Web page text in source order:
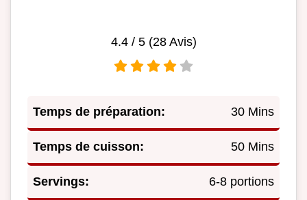
4.4/ 5 (28Avis)
Temps de préparation: 30 Mins
Temps de cuisson: 50 Mins
Servings: 6-8 portions